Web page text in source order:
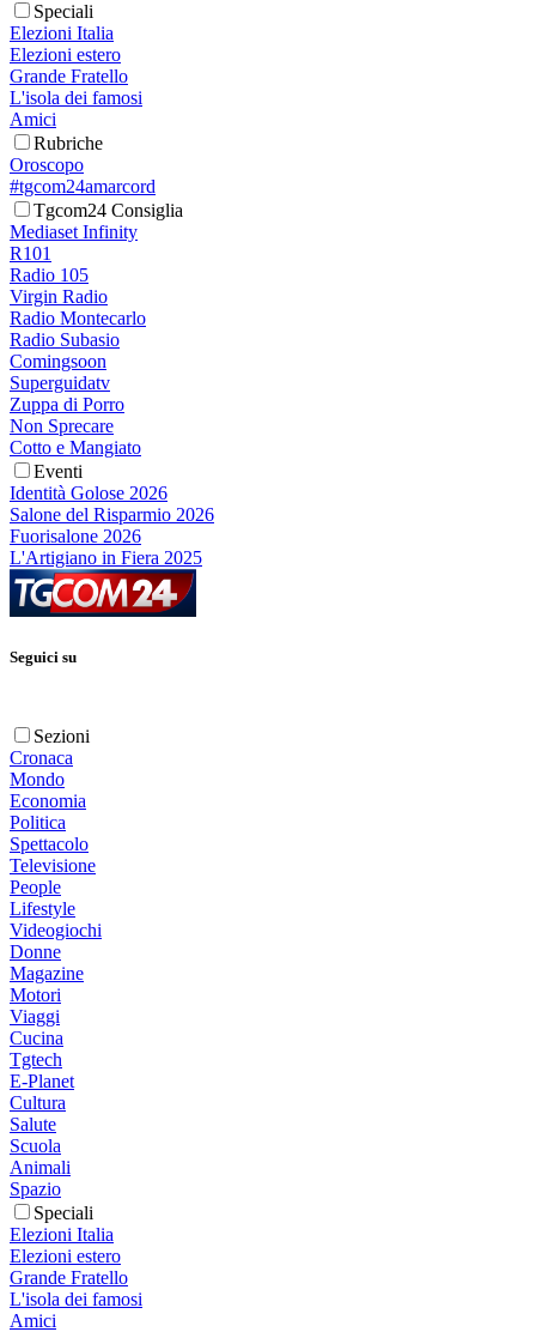
Speciali
Elezioni Italia
Elezioni estero
Grande Fratello
L'isola dei famosi
Amici
Rubriche
Oroscopo
#tgcom24amarcord
Tgcom24 Consiglia
Mediaset Infinity
R101
Radio 105
Virgin Radio
Radio Montecarlo
Radio Subasio
Comingsoon
Superguidatv
Zuppa di Porro
Non Sprecare
Cotto e Mangiato
Eventi
Identità Golose 2026
Salone del Risparmio 2026
Fuorisalone 2026
L'Artigiano in Fiera 2025
Seguici su
Sezioni
Cronaca
Mondo
Economia
Politica
Spettacolo
Televisione
People
Lifestyle
Videogiochi
Donne
Magazine
Motori
Viaggi
Cucina
Tgtech
E-Planet
Cultura
Salute
Scuola
Animali
Spazio
Speciali
Elezioni Italia
Elezioni estero
Grande Fratello
L'isola dei famosi
Amici